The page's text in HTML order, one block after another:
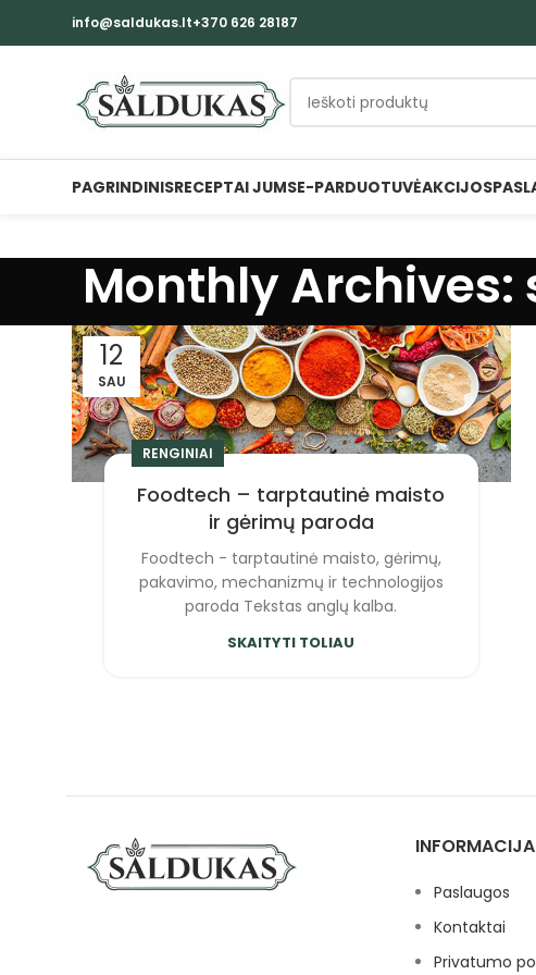
info@saldukas.lt+370 626 28187
PAGRINDINISRECEPTAI JUMSE-PARDUOTUVĖAKCIJOS
Monthly Archives:
12
SAU
RENGINIAI
Foodtech – tarptautinė maisto
ir gėrimų paroda
Foodtech - tarptautinė maisto, gėrimų,
pakavimo, mechanizmų ir technologijos
paroda Tekstas anglų kalba.
SKAITYTI TOLIAU
INFORMACIJA
Paslaugos
Kontaktai
Privatumo